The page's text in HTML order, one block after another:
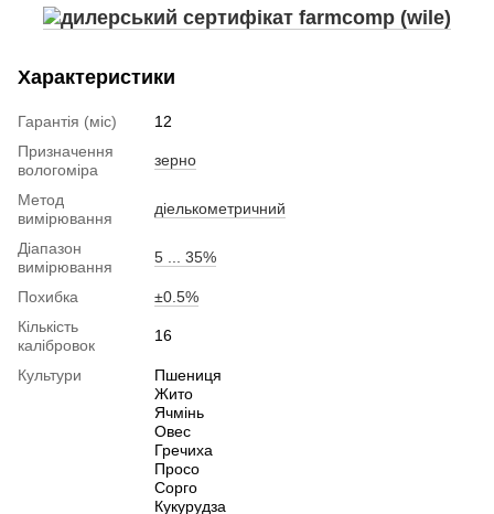
Характеристики
Гарантія (міс)
12
Призначення
вологоміра
зерно
Метод
вимірювання
діелькометричний
Діапазон
вимірювання
5 ... 35%
Похибка
±0.5%
Кількість
калібровок
16
Культури
Пшениця
Жито
Ячмінь
Овес
Гречиха
Просо
Сорго
Кукурудза